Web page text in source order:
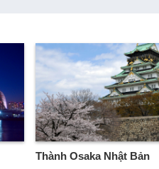
Thành Osaka Nhật Bản